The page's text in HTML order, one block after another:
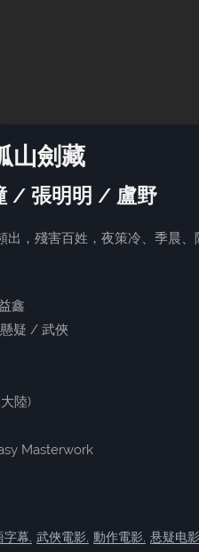
山劍藏
/ 張明明 / 盧野
出，殘害百姓，夜策冷、季晨
鑫
疑 / 武俠
陸)
Masterwork
字幕 武俠電影 動作電影 悬疑电影